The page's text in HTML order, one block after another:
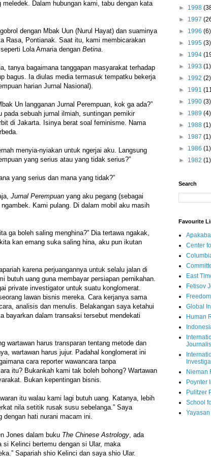
Dalam hubungan kami, tabu dengan kata
dengan Mbak Uun (Nurul Hayat) dan suaminya
Rasa, Pontianak. Saat itu, kami membicarakan
Lola Amaria dengan Betina.
tanya bagaimana tanggapan masyarakat terhadap
bagus. Ia diulas media termasuk tempatku bekerja
harian Jurnal Nasional).
Un langganan Jurnal Perempuan, kok ga ada?”
pada sebuah jurnal ilmiah, suntingan pemikir
di Jakarta. Isinya berat soal feminisme. Nama
menyia-nyiakan untuk ngerjai aku. Langsung
yang serius atau yang tidak serius?”
yang serius dan mana yang tidak?”
Jurnal Perempuan yang aku pegang (sebagai
Kami pulang. Di dalam mobil aku masih
ga boleh saling menghina?” Dia tertawa ngakak,
kan emang suka saling hina, aku pun ikutan
karena perjuangannya untuk selalu jalan di
butuh uang guna membayar persiapan pernikahan.
private investigator untuk suatu konglomerat.
lawan bisnis mereka. Cara kerjanya sama
analisis dan menulis. Belakangan saya ketahui
bayarkan dalam transaksi tersebut mendekati
wartawan harus transparan tentang metode dan
wartawan harus jujur. Padahal konglomerat ini
cara reporter wawancara tanpa
itu? Bukankah kami tak boleh bohong? Wartawan
Bukan kepentingan bisnis.
itu walau kami lagi butuh uang. Katanya, lebih
nila setitik rusak susu sebelanga.” Saya
dengan hati nurani macam ini.
Jones dalam buku The Chinese Astrology, ada
si Kelinci bertemu dengan si Ular, maka
Sapariah shio Kelinci dan saya shio Ular.
► 1998
► 1997
► 1996 (6)
► 1995 (3)
► 1994
► 1993 (1)
► 1992 (2)
► 1991
► 1990 (3)
► 1989 (4)
► 1988 (1)
► 1987 (1)
► 1986 (1)
► 1982 (1)
Search
Favourite
Center
East
Fetisov
Global
Human
Nieman
Poynter
Pulitzer
School